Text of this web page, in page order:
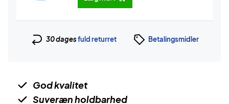
30 dagesfuld returret Betalingsmidler
God kvalitet
Suveræn holdbarhed